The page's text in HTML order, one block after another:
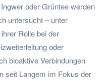
oder Grüntee werden
untersucht – unter
Rolle bei der
oder
bioaktive Verbindungen
seit Langem im Fokus der